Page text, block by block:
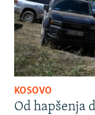
KOSOVO
Od hapšenja